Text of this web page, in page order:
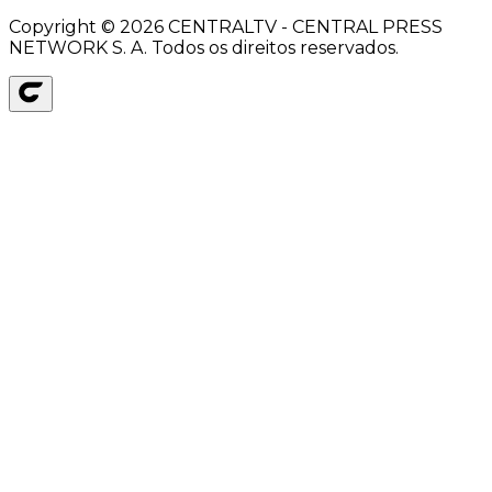
Copyright © 2026 CENTRALTV - CENTRAL PRESS
NETWORK S. A. Todos os direitos reservados.